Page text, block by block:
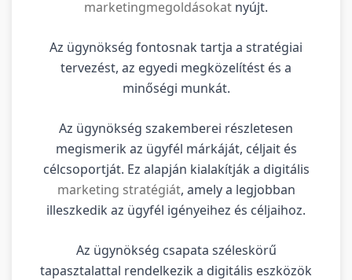
marketingmegoldásokat nyújt.
Az ügynökség fontosnak tartja a stratégiai
tervezést, az egyedi megközelítést és a
minőségi munkát.
Az ügynökség szakemberei részletesen
megismerik az ügyfél márkáját, céljait és
célcsoportját. Ez alapján kialakítják a digitális
marketing stratégiát, amely a legjobban
illeszkedik az ügyfél igényeihez és céljaihoz.
Az ügynökség csapata széleskörű
tapasztalattal rendelkezik a digitális eszközök